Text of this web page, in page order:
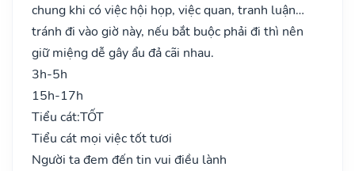
chung khi có việc hội họp, việc quan, tranh luận…
tránh đi vào giờ này, nếu bắt buộc phải đi thì nên
giữ miệng dễ gây ẩu đả cãi nhau.
3h-5h
15h-17h
Tiểu cát:TỐT
Tiểu cát mọi việc tốt tươi
Người ta đem đến tin vui điều lành